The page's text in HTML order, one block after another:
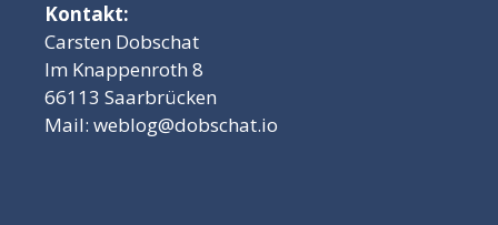
Kontakt:
Carsten Dobschat
Im Knappenroth 8
66113 Saarbrücken
Mail: weblog@dobschat.io